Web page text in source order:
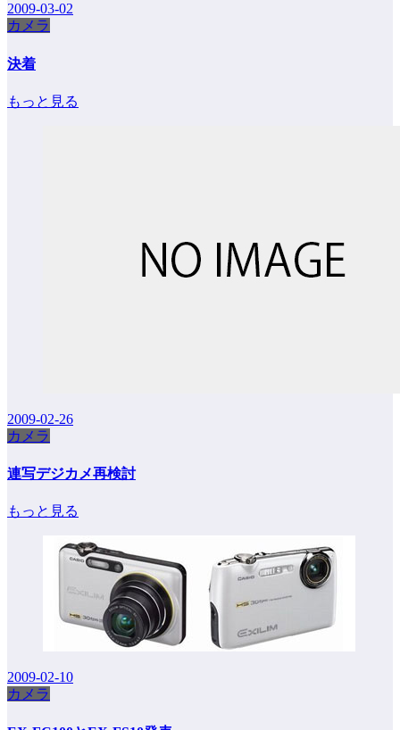
2009-03-02
カメラ
決着
もっと見る
2009-02-26
カメラ
連写デジカメ再検討
もっと見る
2009-02-10
カメラ